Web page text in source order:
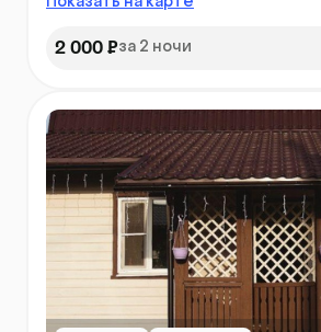
2 000 ₽за 2 ночи